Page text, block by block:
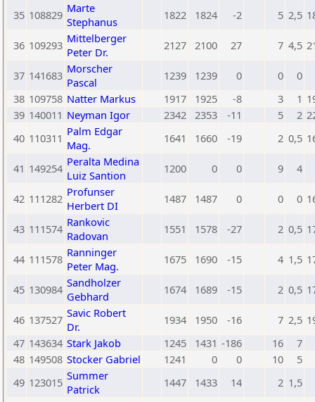
35 108829 Marte
Stephanus
1822 1824 -2 5 2,5
36 109293 Mittelberger
Peter Dr.
2127 2100 27 7 4,5
37 141683 Morscher
Pascal
1239 1239 0 0
0
38 109758 Natter Markus 1917 1925 -8 3 1
39 140011 Neyman Igor 2342 2353 -11 5 2
40 110311 Palm Edgar
Mag.
1641 1660 -19 2 0,5
41 149254 Peralta Medina
Luiz Santion
1200 0 0 9 4
42 111282 Profunser
Herbert DI
1487 1487 0 0 0
43 111574 Rankovic
Radovan
1551 1578 -27 2 0,5
44 111578 Ranninger
Peter Mag.
1675 1690 -15 4 1,5
45 130984 Sandholzer
Gebhard
1674 1689 -15 2 0,5
46 137527 Savic Robert
Dr.
1934 1950 -16 7 2,5
47 143634 Stark Jakob 1245 1431 -186 16
7
48 149508 Stocker Gabriel 1241 0 0 10
5
49 123015 Summer
Patrick
1447 1433 14 2 1,5